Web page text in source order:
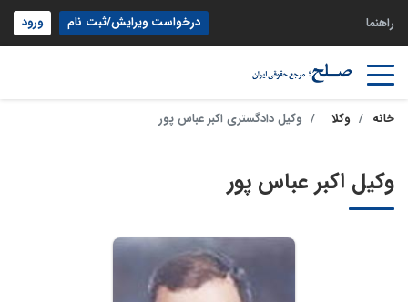
راهنما درخواست ویرایش/ثبت نام ورود
خانه وکلا وکیل دادگستری اکبر عباس پور
وکیل اکبر عباس پور